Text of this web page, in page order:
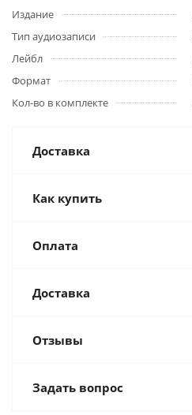
Издание
Тип аудиозаписи
Лейбл
Формат
Кол-во в комплекте
Доставка
Как купить
Оплата
Доставка
Отзывы
Задать вопрос